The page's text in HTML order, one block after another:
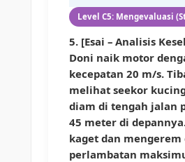
Level C5: Mengevaluasi
5. [Esai – Analisis
Doni naik motor
kecepatan 20 m/s.
melihat seekor
diam di tengah jalan
45 meter di
kaget dan mengerem
perlambatan